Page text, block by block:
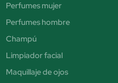
Perfumes mujer
Perfumes hombre
Champú
Limpiador facial
Maquillaje de ojos